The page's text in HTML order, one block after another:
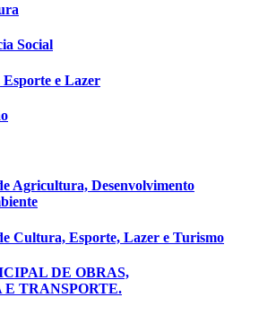
Social
e Lazer
Agricultura, Desenvolvimento
Cultura, Esporte, Lazer e Turismo
DE OBRAS,
TRANSPORTE.